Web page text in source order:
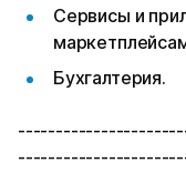
Сервисы и
Бухгалтерия.